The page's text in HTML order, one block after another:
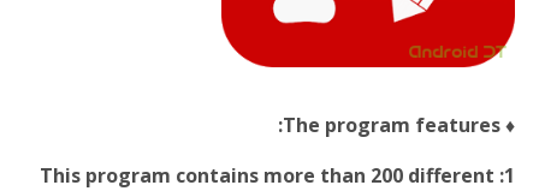
♦
1: This program contains more than 200 different